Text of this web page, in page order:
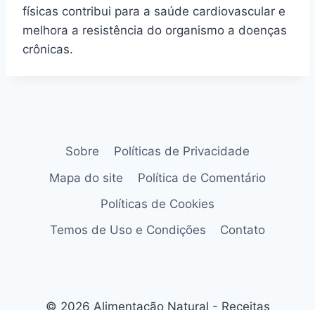
físicas contribui para a saúde cardiovascular e
melhora a resistência do organismo a doenças
crônicas.
Sobre
Políticas de Privacidade
Mapa do site
Política de Comentário
Políticas de Cookies
Temos de Uso e Condições
Contato
© 2026 Alimentação Natural - Receitas